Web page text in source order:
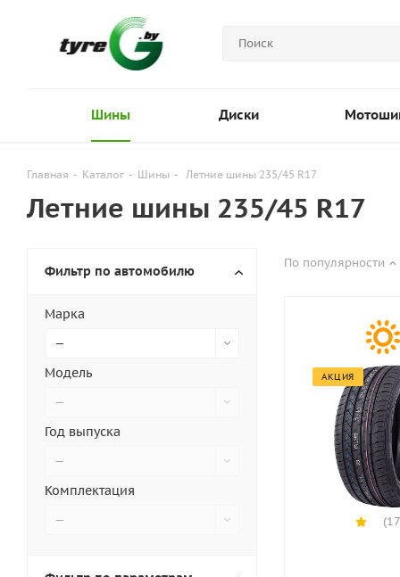
Шины Диски
Главная - Каталог - Шины - Летние шины 235/45 R17
Летние шины 235/45 R17
По популярности
АКЦИЯ
Фильтр по автомобилю
Марка
—
Модель
—
Год выпуска
—
Комплектация
—